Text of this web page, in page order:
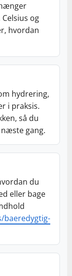
og
hvordan
hydrering,
i praksis.
så du
gang.
du
eller bage
baeredygtig-